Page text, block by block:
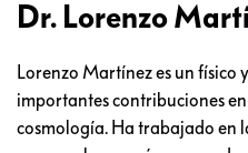
Dr. Lorenzo
Lorenzo Martínez es un físico
importantes contribuciones
cosmología. Ha trabajado en